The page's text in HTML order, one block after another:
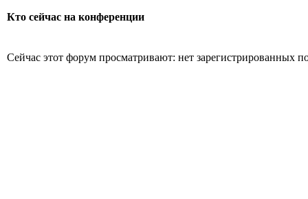
Кто сейчас на конференции
Сейчас этот форум просматривают: нет зарегистрированных